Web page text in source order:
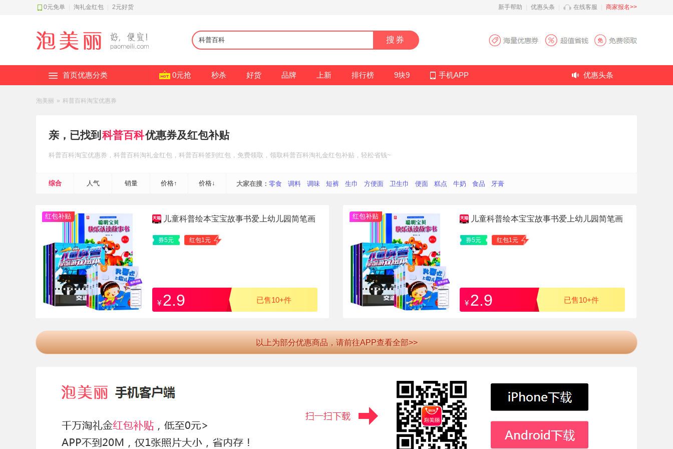
0元免单 淘礼金红包 2元好货 新手帮助 优惠头条 在线客服 商家报名>>
搜券
首页优惠分类 0元抢 秒杀 好货 品牌 上新 排行榜 9块9 手机APP 优惠头条
泡美丽 » 科普百科淘宝优惠券
亲，已找到 科普百科优惠券及红包补贴
科普百科淘宝优惠券 ，科普百科淘礼金红包 ，科普百科签到红包 ，免费领取，领取科普百科淘礼金红包补贴 ，轻松省钱~
综合 人气 销量 价格↑ 价格↓ 大家在搜： 零食 调料 调味 短裤 生巾 方便面 卫生巾 便面 糕点 牛奶 食品 牙膏
红包补贴 儿童科普绘本宝宝故事书爱上幼儿园简笔画
券5元 红包1元
¥ 2.9 已售10+件
红包补贴 儿童科普绘本宝宝故事书爱上幼儿园简笔画
券5元 红包1元
¥ 2.9 已售10+件
以上为部分优惠商品，请前往APP查看全部>>